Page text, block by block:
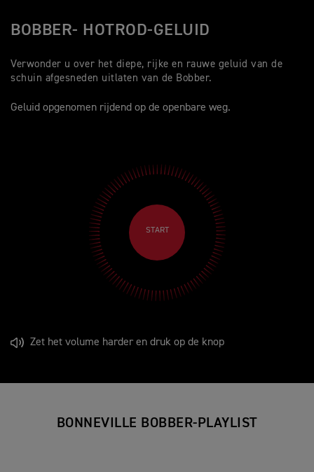
BOBBER- HOTROD-GELUID
Verwonder u over het diepe, rijke en rauwe geluid van de
schuin afgesneden uitlaten van de Bobber.
Geluid opgenomen rijdend op de openbare weg.
START
Zet het volume harder en druk op de knop
BONNEVILLE BOBBER-PLAYLIST